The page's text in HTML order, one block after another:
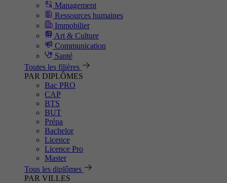
Management
Ressources humaines
Immobilier
Art & Culture
Communication
Santé
Toutes les filières
PAR DIPLÔMES
Bac PRO
CAP
BTS
BUT
Prépa
Bachelor
Licence
Licence Pro
Master
Tous les diplômes
PAR VILLES